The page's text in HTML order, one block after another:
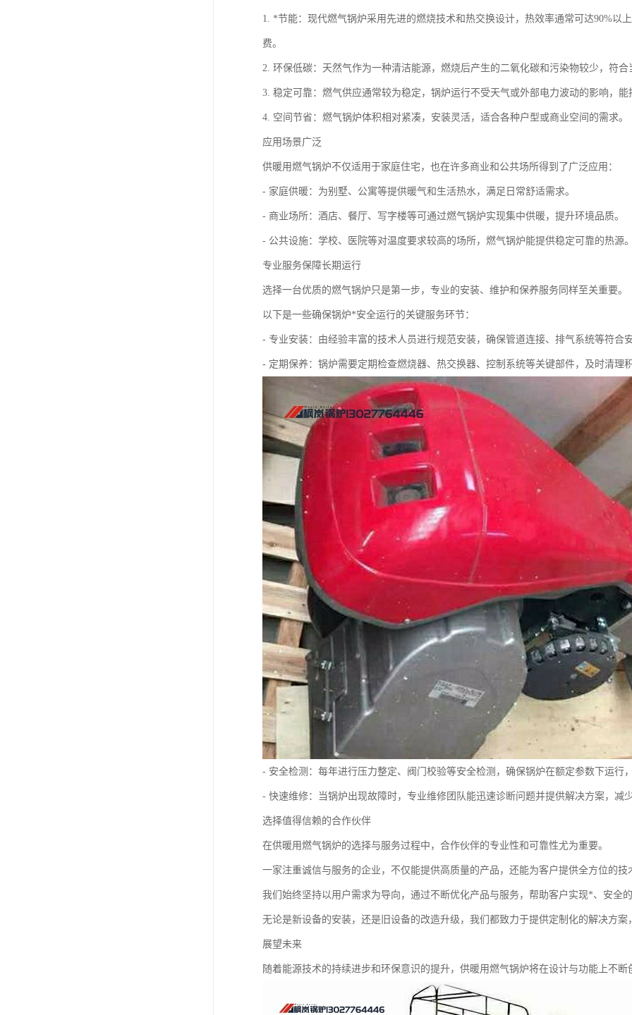
1. *节能：现代燃气锅炉采用先进的燃烧技术和热交换设计，热效率通常可达90%以
费。
2. 环保低碳：天然气作为一种清洁能源，燃烧后产生的二氧化碳和污染物较少，符
3. 稳定可靠：燃气供应通常较为稳定，锅炉运行不受天气或外部电力波动的影响，
4. 空间节省：燃气锅炉体积相对紧凑，安装灵活，适合各种户型或商业空间的需求。
应用场景广泛
供暖用燃气锅炉不仅适用于家庭住宅，也在许多商业和公共场所得到了广泛应用：
- 家庭供暖：为别墅、公寓等提供暖气和生活热水，满足日常舒适需求。
- 商业场所：酒店、餐厅、写字楼等可通过燃气锅炉实现集中供暖，提升环境品质。
- 公共设施：学校、医院等对温度要求较高的场所，燃气锅炉能提供稳定可靠的热源
专业服务保障长期运行
选择一台优质的燃气锅炉只是第一步，专业的安装、维护和保养服务同样至关重要。
以下是一些确保锅炉*安全运行的关键服务环节：
- 专业安装：由经验丰富的技术人员进行规范安装，确保管道连接、排气系统等符合
- 定期保养：锅炉需要定期检查燃烧器、热交换器、控制系统等关键部件，及时清理
- 安全检测：每年进行压力整定、阀门校验等安全检测，确保锅炉在额定参数下运行
- 快速维修：当锅炉出现故障时，专业维修团队能迅速诊断问题并提供解决方案，减
选择值得信赖的合作伙伴
在供暖用燃气锅炉的选择与服务过程中，合作伙伴的专业性和可靠性尤为重要。
一家注重诚信与服务的企业，不仅能提供高质量的产品，还能为客户提供全方位的技
我们始终坚持以用户需求为导向，通过不断优化产品与服务，帮助客户实现*、安全
无论是新设备的安装，还是旧设备的改造升级，我们都致力于提供定制化的解决方
展望未来
随着能源技术的持续进步和环保意识的提升，供暖用燃气锅炉将在设计与功能上不断